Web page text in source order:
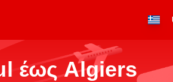
έως Algiers